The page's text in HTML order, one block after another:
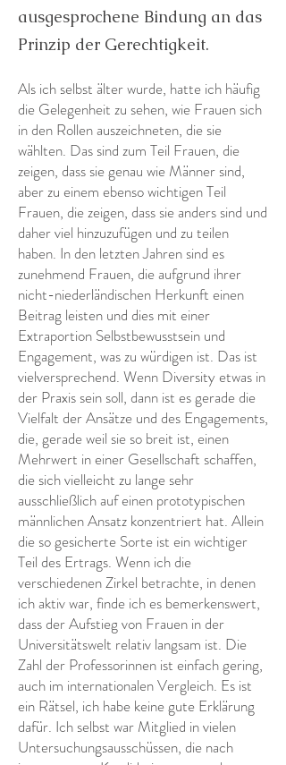
ausgesprochene Bindung an das
Prinzip der Gerechtigkeit.
Als ich selbst älter wurde, hatte ich häufig
die Gelegenheit zu sehen, wie Frauen sich
in den Rollen auszeichneten, die sie
wählten. Das sind zum Teil Frauen, die
zeigen, dass sie genau wie Männer sind,
aber zu einem ebenso wichtigen Teil
Frauen, die zeigen, dass sie anders sind und
daher viel hinzuzufügen und zu teilen
haben. In den letzten Jahren sind es
zunehmend Frauen, die aufgrund ihrer
nicht-niederländischen Herkunft einen
Beitrag leisten und dies mit einer
Extraportion Selbstbewusstsein und
Engagement, was zu würdigen ist. Das ist
vielversprechend. Wenn Diversity etwas in
der Praxis sein soll, dann ist es gerade die
Vielfalt der Ansätze und des Engagements,
die, gerade weil sie so breit ist, einen
Mehrwert in einer Gesellschaft schaffen,
die sich vielleicht zu lange sehr
ausschließlich auf einen prototypischen
männlichen Ansatz konzentriert hat. Allein
die so gesicherte Sorte ist ein wichtiger
Teil des Ertrags. Wenn ich die
verschiedenen Zirkel betrachte, in denen
ich aktiv war, finde ich es bemerkenswert,
dass der Aufstieg von Frauen in der
Universitätswelt relativ langsam ist. Die
Zahl der Professorinnen ist einfach gering,
auch im internationalen Vergleich. Es ist
ein Rätsel, ich habe keine gute Erklärung
dafür. Ich selbst war Mitglied in vielen
Untersuchungsausschüssen, die nach